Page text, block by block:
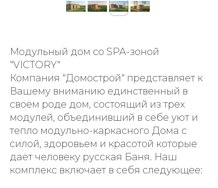
Модульный дом со SPA-зоной
"VICTORY"
Компания "Домострой" представляет к
Вашему вниманию единственный в
своём роде дом, состоящий из трех
модулей, объединивший в себе уют и
тепло модульно-каркасного Дома с
силой, здоровьем и красотой которые
даёт человеку русская Баня. Наш
комплекс включает в себя следующее: